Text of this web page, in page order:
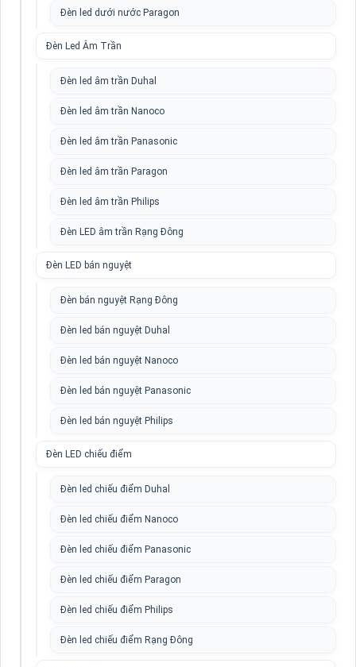
Đèn led dưới nước Paragon
Đèn Led Âm Trần
Đèn led âm trần Duhal
Đèn led âm trần Nanoco
Đèn led âm trần Panasonic
Đèn led âm trần Paragon
Đèn led âm trần Philips
Đèn LED âm trần Rạng Đông
Đèn LED bán nguyệt
Đèn bán nguyệt Rạng Đông
Đèn led bán nguyệt Duhal
Đèn led bán nguyệt Nanoco
Đèn led bán nguyệt Panasonic
Đèn led bán nguyệt Philips
Đèn LED chiếu điểm
Đèn led chiếu điểm Duhal
Đèn led chiếu điểm Nanoco
Đèn led chiếu điểm Panasonic
Đèn led chiếu điểm Paragon
Đèn led chiếu điểm Philips
Đèn led chiếu điểm Rạng Đông